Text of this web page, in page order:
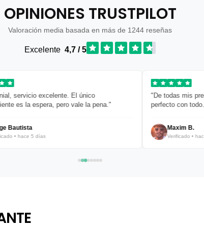
OPINIONES TRUSTPILOT
Valoración media basada en más de 1244 reseñas
Excelente 4,7 / 5
todas mis prendas, esta es mi favorita. Combina
con todo."
Maxim B.
Verificado • hace 6 días
"Diseño
Javier